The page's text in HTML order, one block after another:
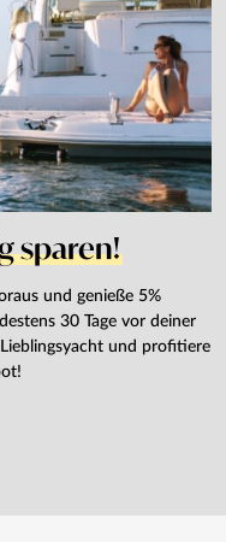
sparen!
und genieße 5%
30 Tage vor deiner
und profitiere